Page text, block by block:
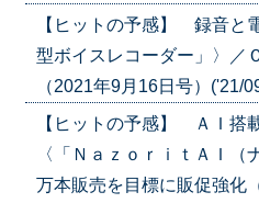
【ヒットの予感】 録音と
型ボイスレコーダー」〉／
（2021年9月16日号）('21/
【ヒットの予感】 ＡＩ搭
〈「ＮａｚｏｒｉｔＡＩ（
万本販売を目標に販促強化